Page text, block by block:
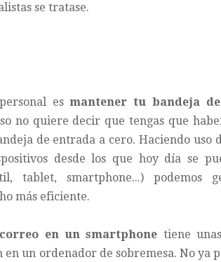
se tratase.
esmantener tu bandeja
no quiere decir que tengas que
de entrada a cero. Haciendo uso
desde los que hoy día se
tablet, smartphone...) podemos
más eficiente.
en un smartphone tiene
en un ordenador de sobremesa. No ya